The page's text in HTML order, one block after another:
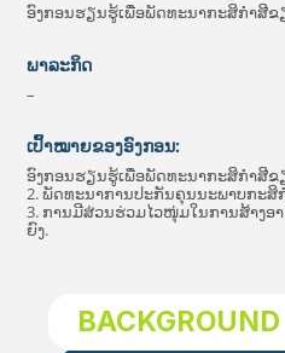
ອົງກອນຮຽນຮູ້ເພື່ອພັດທະນາກະສິກຳສີຂ
ພາລະກິດ
–
ເປົ້າໝາຍຂອງອົງກອນ:
ອົງກອນຮຽນຮູ້ເພື່ອພັດທະນາກະສິກຳສີຂ
2. ພັດທະນາການປະກັນຄຸນນະພາບກະສິ
3. ການມີສ່ວນຮ່ວມໄວໜຸ່ມໃນການສ້າງອ
ຍົງ.
BACKGROUND